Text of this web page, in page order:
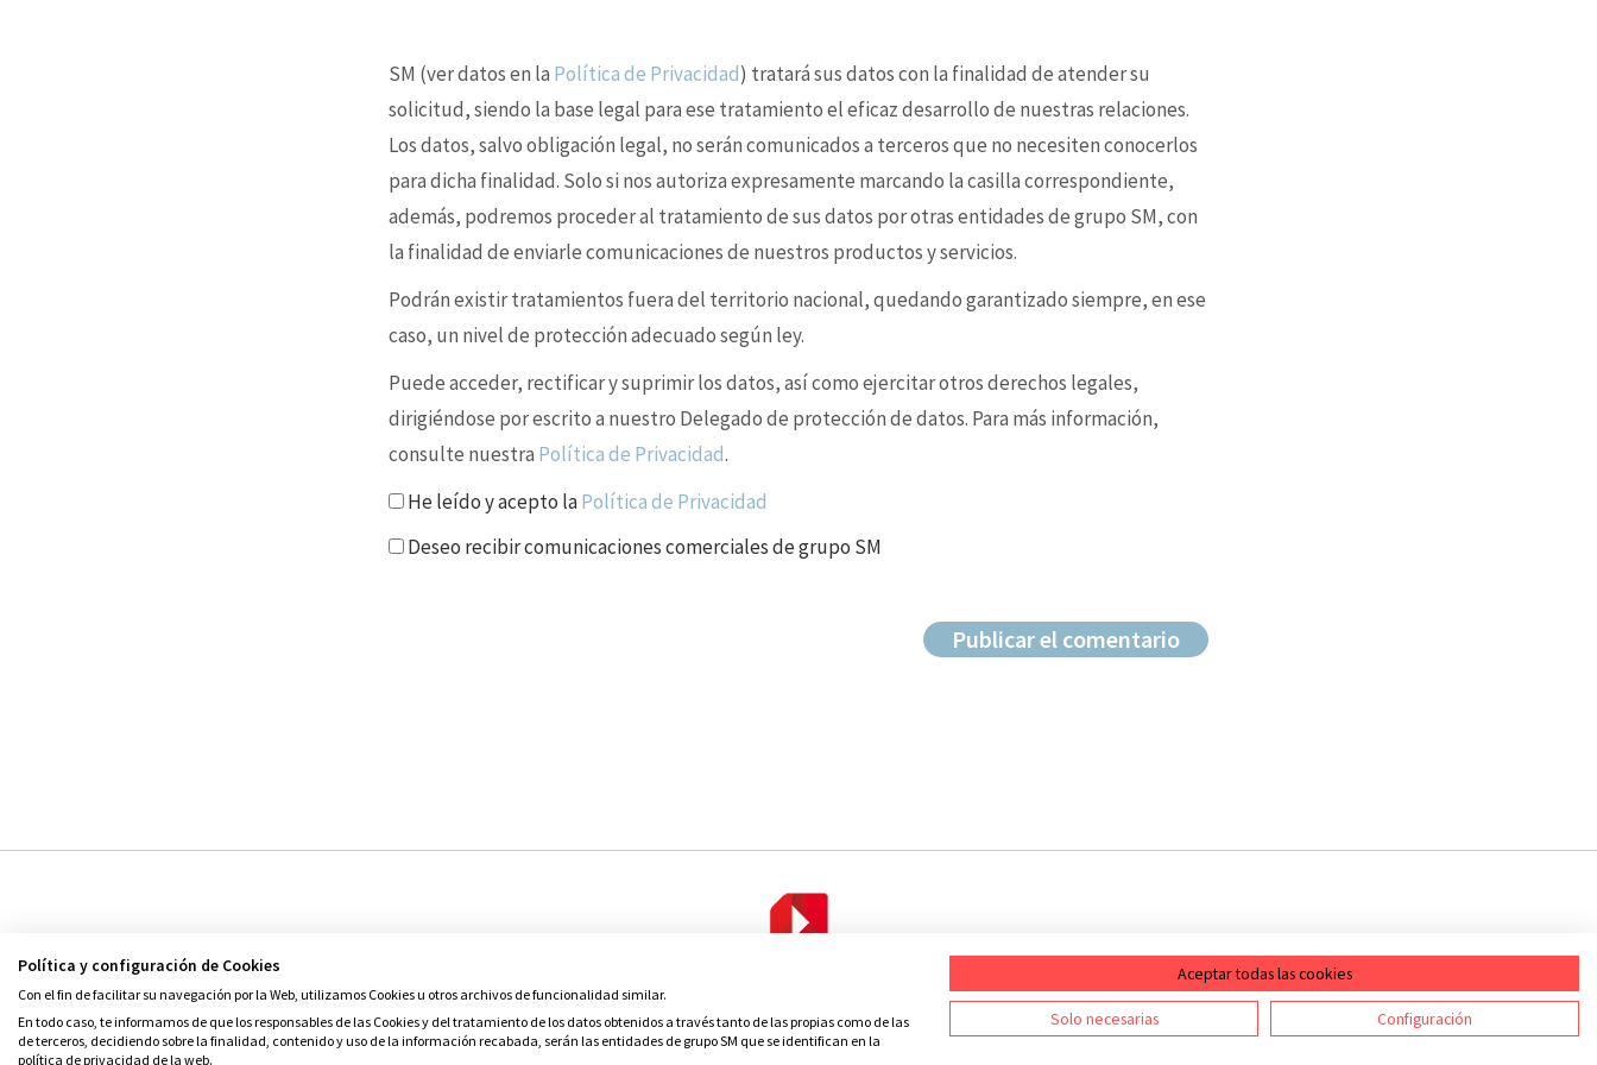
SM (ver datos en la Política de Privacidad) tratará sus datos con la finalidad de atender su
solicitud, siendo la base legal para ese tratamiento el eficaz desarrollo de nuestras relaciones.
Los datos, salvo obligación legal, no serán comunicados a terceros que no necesiten conocerlos
para dicha finalidad. Solo si nos autoriza expresamente marcando la casilla correspondiente,
además, podremos proceder al tratamiento de sus datos por otras entidades de grupo SM, con
la finalidad de enviarle comunicaciones de nuestros productos y servicios.
Podrán existir tratamientos fuera del territorio nacional, quedando garantizado siempre, en ese
caso, un nivel de protección adecuado según ley.
Puede acceder, rectificar y suprimir los datos, así como ejercitar otros derechos legales,
dirigiéndose por escrito a nuestro Delegado de protección de datos. Para más información,
consulte nuestra Política de Privacidad.
He leído y acepto laPolítica de Privacidad
Deseo recibir comunicaciones comerciales de grupo SM
Política de cookies Contacto RSS
Política y configuración de Cookies
Con el fin de facilitar su navegación por la Web, utilizamos Cookies u otros archivos de funcionalidad similar.
En todo caso, te informamos de que los responsables de las Cookies y del tratamiento de los datos obtenidos a través tanto de las propias como de las
de terceros, decidiendo sobre la finalidad, contenido y uso de la información recabada, serán las entidades de grupo SM que se identifican en la
política de privacidad de la web.
Aceptar todas las cookies
Solo necesarias Configuración